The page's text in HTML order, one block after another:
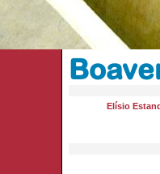
Elísio